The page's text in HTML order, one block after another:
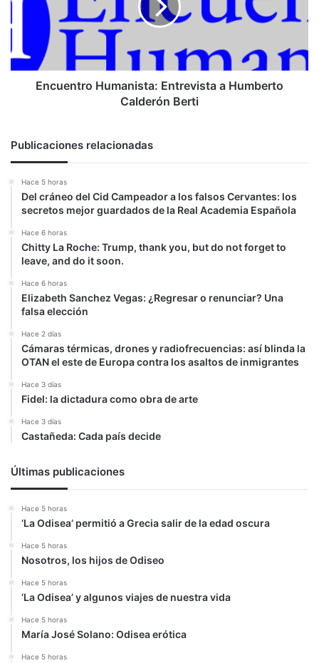
Humberto
Calderón
Encuentro Humanista: Entrevista a Humberto
Calderón Berti
Publicaciones relacionadas
Hace 5 horas
Del cráneo del Cid Campeador a los falsos Cervantes: los
secretos mejor guardados de la Real Academia Española
Hace 6 horas
Chitty La Roche: Trump, thank you, but do not forget to
leave, and do it soon.
Hace 6 horas
Elizabeth Sanchez Vegas: ¿Regresar o renunciar? Una
falsa elección
Hace 2 días
Cámaras térmicas, drones y radiofrecuencias: así blinda la
OTAN el este de Europa contra los asaltos de inmigrantes
Hace 3 días
Fidel: la dictadura como obra de arte
Hace 3 días
Castañeda: Cada país decide
Últimas publicaciones
Hace 5 horas
‘La Odisea’ permitió a Grecia salir de la edad oscura
Hace 5 horas
Nosotros, los hijos de Odiseo
Hace 5 horas
‘La Odisea’ y algunos viajes de nuestra vida
Hace 5 horas
María José Solano: Odisea erótica
Hace 5 horas